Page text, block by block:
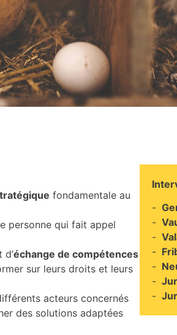
fondamentale au
personne qui fait appel
d’échange de compétences
sur leurs droits et leurs
acteurs concernés
des solutions adaptées